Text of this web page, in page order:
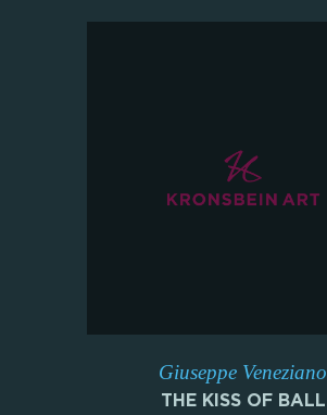
Giuseppe Veneziano
THE KISS OF BALL